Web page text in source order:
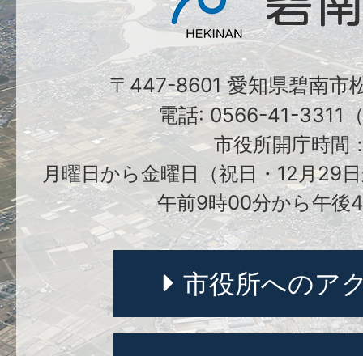
〒447-8601 愛知県碧南市
電話: 0566-41-3311
市役所開庁時間
月曜日から金曜日（祝日・12月29
午前9時00分から午後
市役所へのア